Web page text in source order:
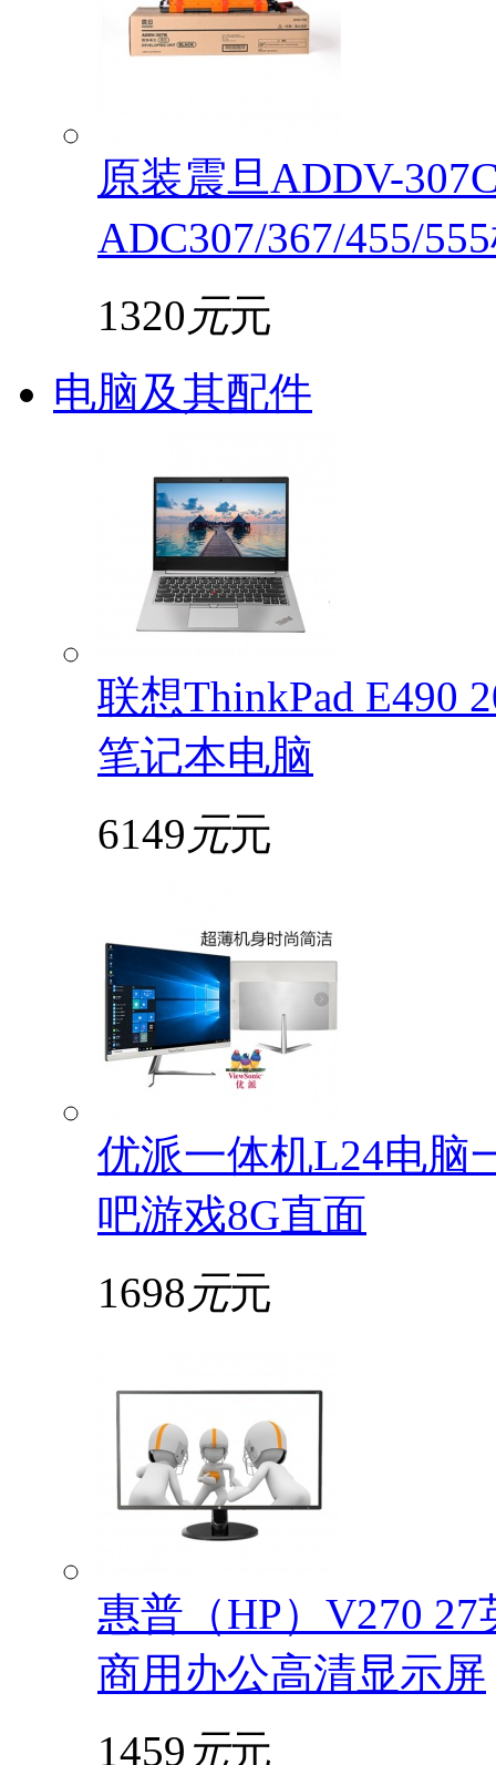
原装震旦ADDV-
ADC307/367/455/
1320 元元
电脑及其配件
联想ThinkPad E490
笔记本电脑
6149 元元
优派一体机L24电脑
吧游戏8G直面
1698 元元
惠普（HP）V270
商用办公高清显示屏
1459 元元